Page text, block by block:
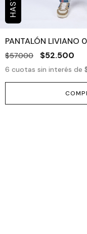
PANTALÓN LIVIANO
$57.000 $52.500
6 cuotas sin interés de